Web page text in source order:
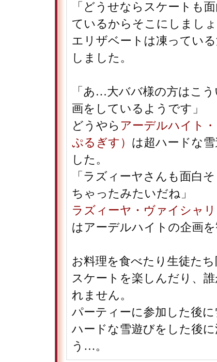
「どうせならスケートも
ているからそこにしまし
エリザベートは凍ってい
しました。
「あ…大ババ様の方はこ
画をしているようです」
どうやら アーデルハイト
ぷるぎす） は超ハードな
した。
「ラズィーヤさんも面白
ちゃったみたいだね」
ラズィーヤ・ヴァイシャ
はアーデルハイトの企画
お料理を食べたり生徒た
スケートを楽しんだり、
れません。
パーティーに参加した後
ハードな雪遊びをした後
う…。